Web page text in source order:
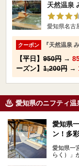
天然温泉
愛知県名古
クーポン 『天然温泉
【平日】 950円 →
ーズン】 1,200円 →
愛知県のニフティ温
愛知県
ン！多
愛知県一
らく）」